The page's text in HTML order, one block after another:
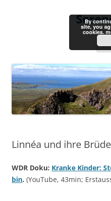
Linnéa und ihre
WDR Doku: Kranke Kinder:
bin. (YouTube, 43min;
By
site, you
cookies.